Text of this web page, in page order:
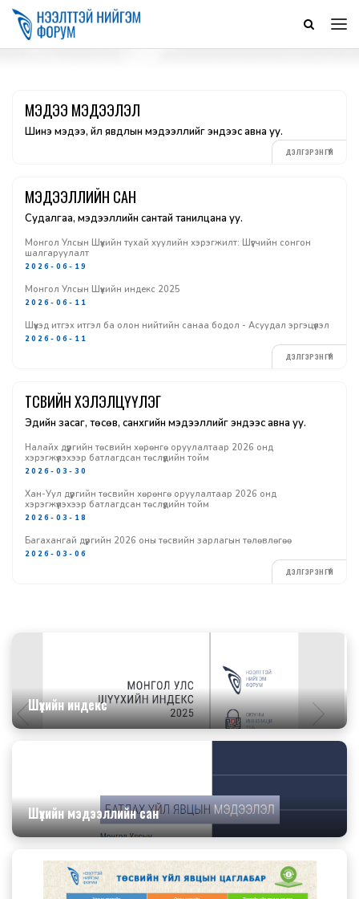
МЭДЭЭ МЭДЭЭЛЭЛ
Шинэ мэдээ, үйл явдлын мэдээллийг эндээс авна уу.
ДЭЛГЭРЭНГҮЙ
МЭДЭЭЛЛИЙН САН
Судалгаа, мэдээллийн сантай танилцана уу.
Монгол Улсын Шүүхийн тухай хуулийн хэрэгжилт: Шүүгчийн сонгон
шалгаруулалт
2026-06-19
Монгол Улсын Шүүхийн индекс 2025
2026-06-11
Шүүхэд итгэх итгэл ба олон нийтийн санаа бодол - Асуудал эргэцүүлэл
2026-06-11
ДЭЛГЭРЭНГҮЙ
ТӨСВИЙН ХЭЛЭЛЦҮҮЛЭГ
Эдийн засаг, төсөв, санхүүгийн мэдээллийг эндээс авна уу.
Налайх дүүргийн төсвийн хөрөнгө оруулалтаар 2026 онд
хэрэгжүүлэхээр батлагдсан төслүүдийн тойм
2026-03-30
Хан-Уул дүүргийн төсвийн хөрөнгө оруулалтаар 2026 онд
хэрэгжүүлэхээр батлагдсан төслүүдийн тойм
2026-03-18
Багахангай дүүргийн 2026 оны төсвийн зарлагын төлөвлөгөө
2026-03-06
ДЭЛГЭРЭНГҮЙ
Шүүхийн индекс
Шүүхийн мэдээллийн сан